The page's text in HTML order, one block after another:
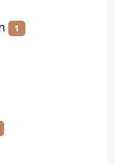
1